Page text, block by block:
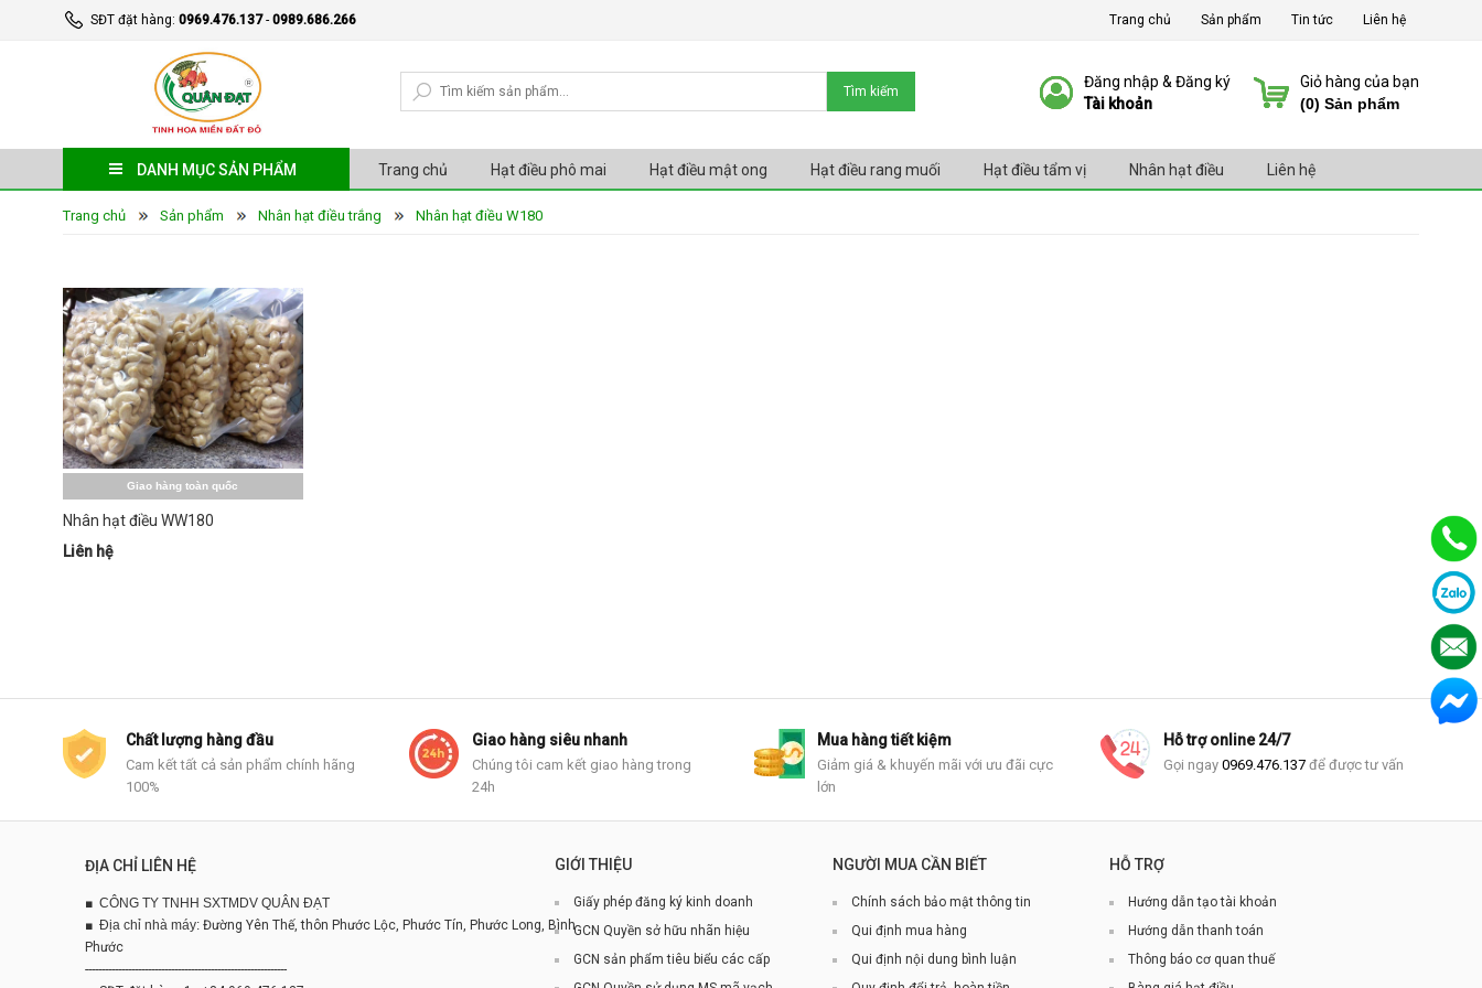
SĐT đặt hàng: 0969.476.137- 0989.686.266 Trang chủ Sản phẩm Tin tức Liên hệ
Đăng nhập & Đăng ký
Tài khoản
Giỏ hàng của bạn
(0) Sản phẩm
DANH MỤC SẢN PHẨM Trang chủ Hạt điều phô mai Hạt điều mật ong Hạt điều rang muối Hạt điều tẩm vị Nhân hạt điều Liên hệ
Trang chủ Sản phẩm Nhân hạt điều trắng Nhân hạt điều W180
Giao hàng toàn quốc
Nhân hạt điều WW180
Liên hệ
Chất lượng hàng đầu
Cam kết tất cả sản phẩm chính hãng
100%
Giao hàng siêu nhanh
Chúng tôi cam kết giao hàng trong
24h
Mua hàng tiết kiệm
Giảm giá & khuyến mãi với ưu đãi cực
lớn
Hỗ trợ online 24/7
Gọi ngay 0969.476.137để được tư vấn
ĐỊA CHỈ LIÊN HỆ
■ CÔNG TY TNHH SXTMDV QUÂN ĐẠT
■ Địa chỉ nhà máy: Đường Yên Thế, thôn Phước Lộc, Phước Tín, Phước Long, Bình
Phước
-------------------------------------------------------------
GIỚI THIỆU
Giấy phép đăng ký kinh doanh
GCN Quyền sở hữu nhãn hiệu
GCN sản phẩm tiêu biểu các cấp
NGƯỜI MUA CẦN BIẾT
Chính sách bảo mật thông tin
Qui định mua hàng
Qui định nội dung bình luận
HỖ TRỢ
Hướng dẫn tạo tài khoản
Hướng dẫn thanh toán
Thông báo cơ quan thuế